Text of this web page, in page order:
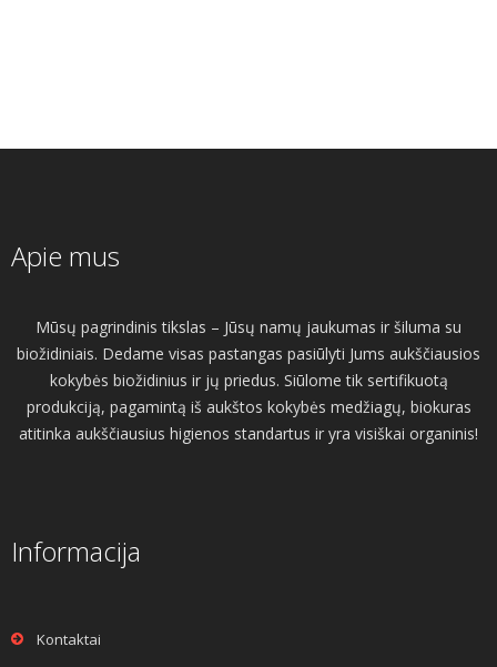
Apie mus
Mūsų pagrindinis tikslas – Jūsų namų jaukumas ir šiluma su
biožidiniais. Dedame visas pastangas pasiūlyti Jums aukščiausios
kokybės biožidinius ir jų priedus. Siūlome tik sertifikuotą
produkciją, pagamintą iš aukštos kokybės medžiagų, biokuras
atitinka aukščiausius higienos standartus ir yra visiškai organinis!
Informacija
Kontaktai